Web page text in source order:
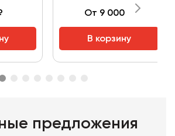
От 9 000 ₽
В корзину
предложения